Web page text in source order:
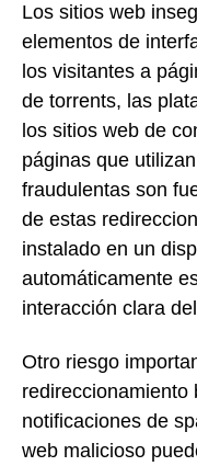
Los sitios web
elementos de
los visitantes a
de torrents, las
los sitios web de
páginas que
fraudulentas son
de estas
instalado en un
automáticamente
interacción clara
Otro riesgo
redireccionamiento
notificaciones de
web malicioso